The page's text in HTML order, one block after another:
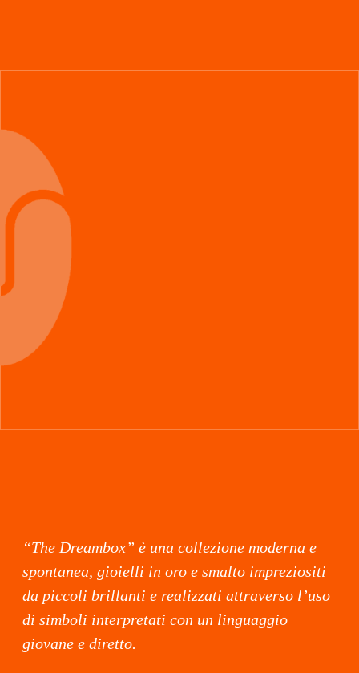
“The Dreambox” è una collezione moderna e
spontanea, gioielli in oro e smalto impreziositi
da piccoli brillanti e realizzati attraverso l’uso
di simboli interpretati con un linguaggio
giovane e diretto.